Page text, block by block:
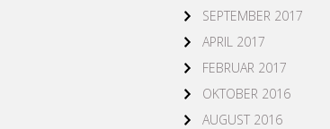
SEPTEMBER 2017
APRIL 2017
FEBRUAR 2017
OKTOBER 2016
AUGUST 2016